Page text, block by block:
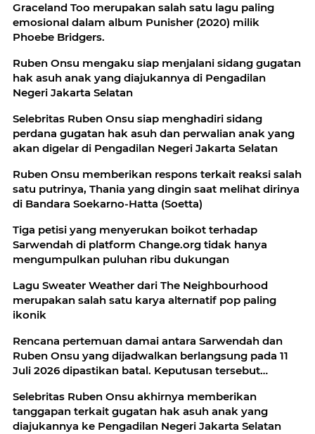
Graceland Too merupakan salah satu lagu paling
emosional dalam album Punisher (2020) milik
Phoebe Bridgers.
Ruben Onsu mengaku siap menjalani sidang gugatan
hak asuh anak yang diajukannya di Pengadilan
Negeri Jakarta Selatan
Selebritas Ruben Onsu siap menghadiri sidang
perdana gugatan hak asuh dan perwalian anak yang
akan digelar di Pengadilan Negeri Jakarta Selatan
Ruben Onsu memberikan respons terkait reaksi salah
satu putrinya, Thania yang dingin saat melihat dirinya
di Bandara Soekarno-Hatta (Soetta)
Tiga petisi yang menyerukan boikot terhadap
Sarwendah di platform Change.org tidak hanya
mengumpulkan puluhan ribu dukungan
Lagu Sweater Weather dari The Neighbourhood
merupakan salah satu karya alternatif pop paling
ikonik
Rencana pertemuan damai antara Sarwendah dan
Ruben Onsu yang dijadwalkan berlangsung pada 11
Juli 2026 dipastikan batal. Keputusan tersebut
Selebritas Ruben Onsu akhirnya memberikan
tanggapan terkait gugatan hak asuh anak yang
diajukannya ke Pengadilan Negeri Jakarta Selatan